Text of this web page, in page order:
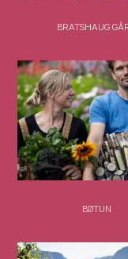
BRATSHAUG
BØTUN